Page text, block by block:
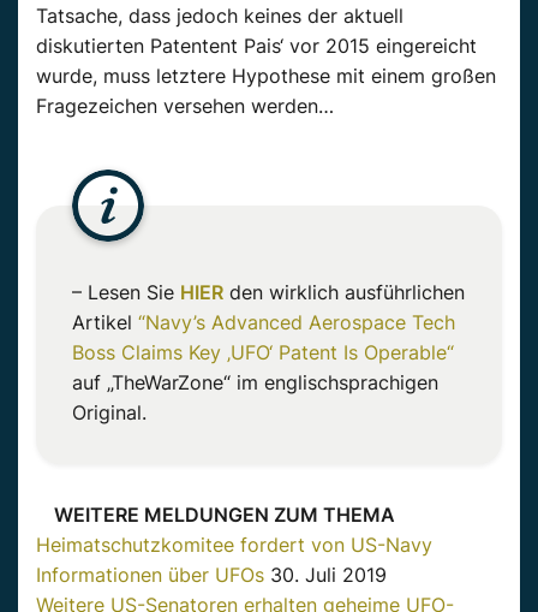
Tatsache, dass jedoch keines der aktuell
diskutierten Patentent Pais‘ vor 2015 eingereicht
wurde, muss letztere Hypothese mit einem großen
Fragezeichen versehen werden…
– Lesen Sie HIER den wirklich ausführlichen
Artikel “Navy’s Advanced Aerospace Tech
Boss Claims Key ‚UFO‘ Patent Is Operable“
auf „TheWarZone“ im englischsprachigen
Original.
WEITERE MELDUNGEN ZUM THEMA
Heimatschutzkomitee fordert von US-Navy
Informationen über UFOs 30. Juli 2019
Weitere US-Senatoren erhalten geheime UFO-